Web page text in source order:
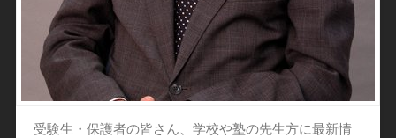
受験生・保護者の皆さん、学校や塾の先生方に最新情